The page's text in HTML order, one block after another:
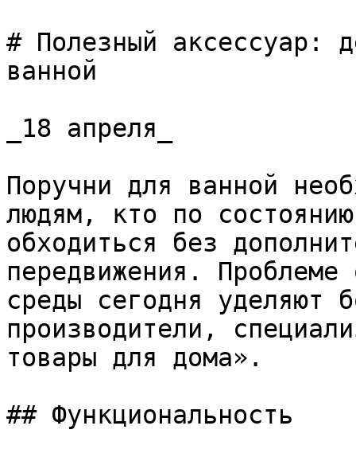
# Полезный аксессуар:
ванной
_18 апреля_
Поручни для ванной
людям, кто по
обходиться без
передвижения. Проблеме
среды сегодня уделяют
производители,
товары для дома».
## Функциональность